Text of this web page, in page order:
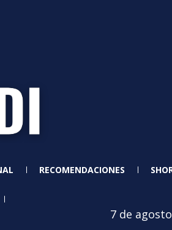
RECOMENDACIONES
7 de